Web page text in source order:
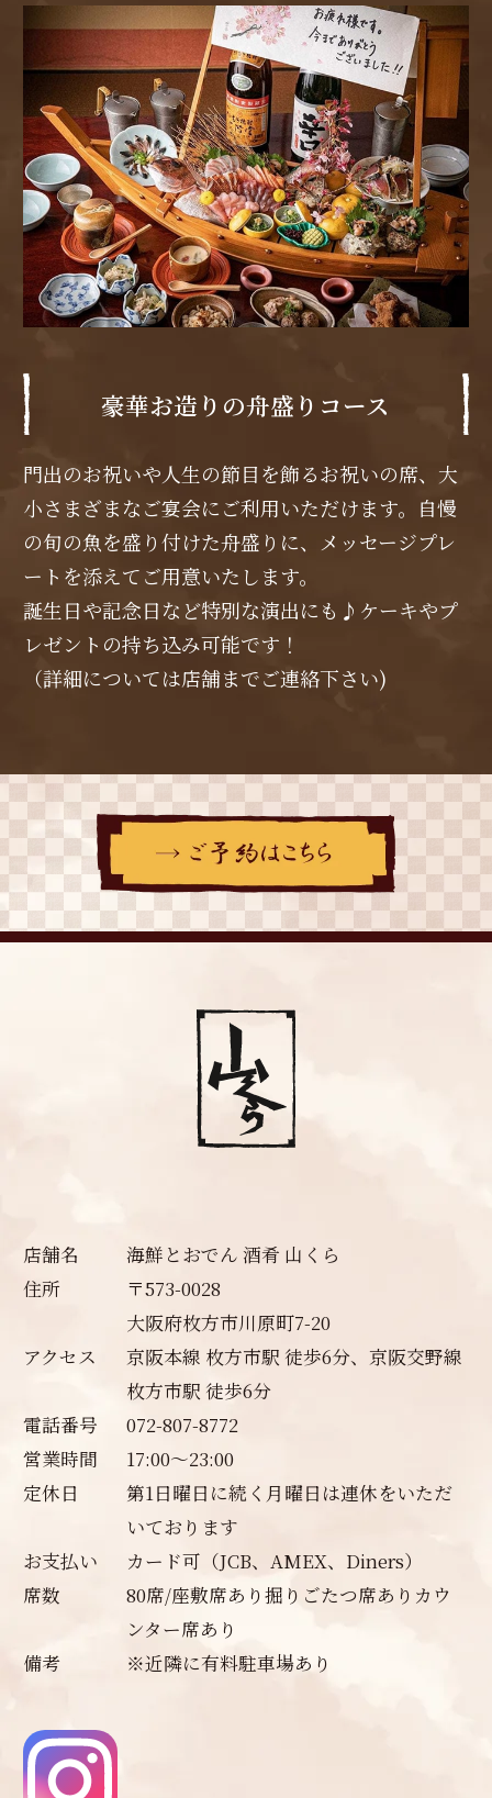
豪華お造りの舟盛りコース
門出のお祝いや人生の節目を飾るお祝いの席、大
小さまざまなご宴会にご利用いただけます。自慢
の旬の魚を盛り付けた舟盛りに、メッセージプレ
ートを添えてご用意いたします。
誕生日や記念日など特別な演出にも♪ケーキやプ
レゼントの持ち込み可能です！
（詳細については店舗までご連絡下さい)
店舗名
海鮮とおでん 酒肴 山くら
住所
〒573-0028
大阪府枚方市川原町7-20
アクセス
京阪本線 枚方市駅 徒歩6分、京阪交野線
枚方市駅 徒歩6分
電話番号
072-807-8772
営業時間
17:00～23:00
定休日
第1日曜日に続く月曜日は連休をいただ
いております
お支払い
カード可（JCB、AMEX、Diners）
席数
80席/座敷席あり掘りごたつ席ありカウ
ンター席あり
備考
※近隣に有料駐車場あり